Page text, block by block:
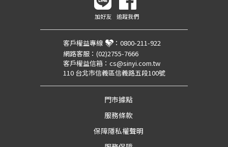
加好友 追蹤我們
客戶權益專線 ： 0800-211-922
網路客服： (02)2755-7666
客戶權益信箱： cs@sinyi.com.tw
110 台北市信義區信義路五段100號
門市據點
服務條款
保障隱私權聲明